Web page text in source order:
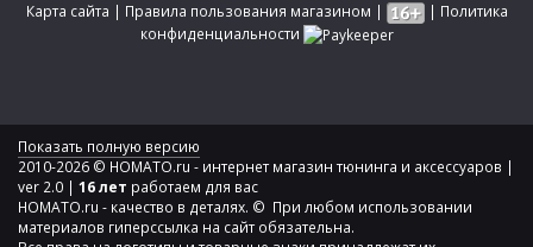
Карта сайта | Правила пользования магазином | | Политика
конфиденциальности
Показать полную версию
2010-2026 © HOMATO.ru - интернет магазин тюнинга и аксессуаров |
ver 2.0 | 16 лет работаем для вас
HOMATO.ru - качество в деталях. © При любом использовании
материалов гиперссылка на сайт обязательна.